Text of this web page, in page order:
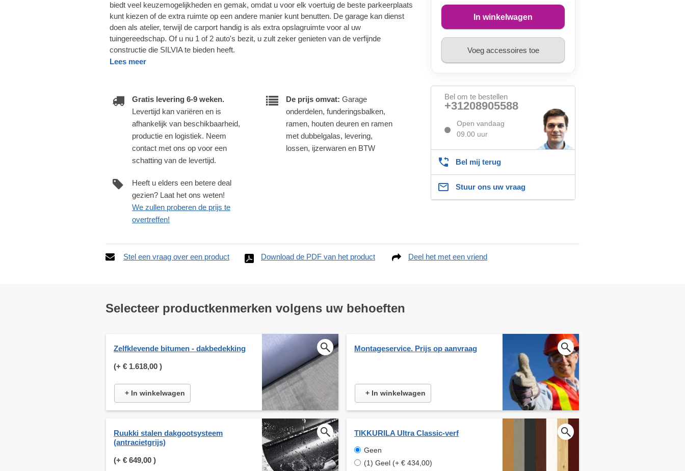
biedt veel keuzemogelijkheden en gemak, omdat u voor elk voertuig de beste parkeerplaats
kunt kiezen of de extra ruimte op een andere manier kunt benutten. De garage kan dienst
doen als atelier, terwijl de carport handig is als extra opslagruimte voor al uw
tuingereedschap. Of u nu 1 of 2 auto's bezit, u zult zeker genieten van de verfijnde
constructie die SILVIA te bieden heeft.
Lees meer
Gratis levering 6-9 weken.
Levertijd kan variëren en is
afhankelijk van beschikbaarheid,
productie en logistiek. Neem
contact met ons op voor een
schatting van de levertijd.
De prijs omvat: Garage
onderdelen, funderingsbalken,
ramen, houten deuren en ramen
met dubbelgalas, levering,
lossen, ijzerwaren en BTW
Heeft u elders een betere deal
gezien? Laat het ons weten!
We zullen proberen de prijs te
overtreffen!
In winkelwagen
Voeg accessoires toe
Bel om te bestellen
+31208905588
Open vandaag
09.00 uur
Bel mij terug
Stuur ons uw vraag
Stel een vraag over een product Download de PDF van het product Deel het met een vriend
Selecteer productkenmerken volgens uw behoeften
Zelfklevende bitumen - dakbedekking
(+ € 1.618,00 )
+ In winkelwagen
Montageservice. Prijs op aanvraag
+ In winkelwagen
Ruukki stalen dakgootsysteem
(antracietgrijs)
(+ € 649,00 )
TIKKURILA Ultra Classic-verf
Geen
(1) Geel (+ € 434,00)